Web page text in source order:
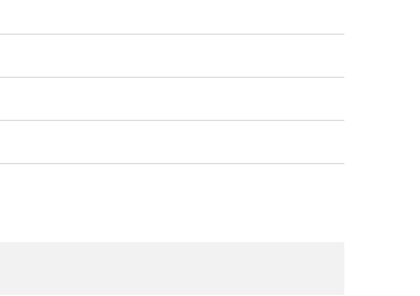
9259 để được hỗ trợ tốt nhất.